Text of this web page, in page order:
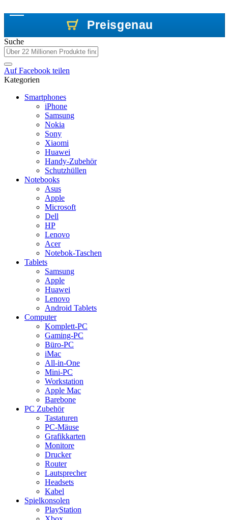
Preisgenau
Preisgenau
Preisgenau
Suche
AufFacebook teilen
Kategorien
Smartphones
iPhone
Samsung
Nokia
Sony
Xiaomi
Huawei
Handy-Zubehör
Schutzhüllen
Notebooks
Asus
Apple
Microsoft
Dell
HP
Lenovo
Acer
Notebok-Taschen
Tablets
Samsung
Apple
Huawei
Lenovo
Android Tablets
Computer
Komplett-PC
Gaming-PC
Büro-PC
iMac
All-in-One
Mini-PC
Workstation
Apple Mac
Barebone
PC Zubehör
Tastaturen
PC-Mäuse
Grafikkarten
Monitore
Drucker
Router
Lautsprecher
Headsets
Kabel
Spielkonsolen
PlayStation